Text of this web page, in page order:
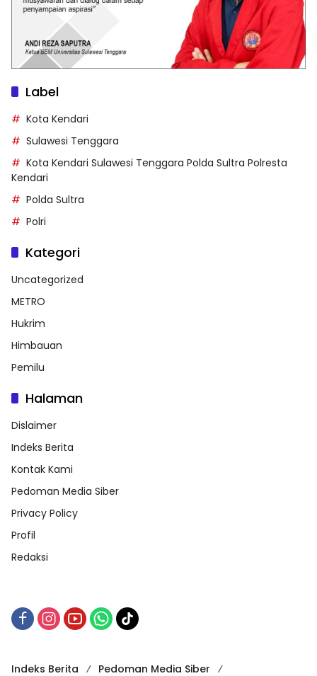
Label
Kota Kendari
Sulawesi Tenggara
Kota Kendari Sulawesi Tenggara Polda Sultra Polresta
Kendari
Polda Sultra
Polri
Kategori
Uncategorized
METRO
Hukrim
Himbauan
Pemilu
Halaman
Dislaimer
Indeks Berita
Kontak Kami
Pedoman Media Siber
Privacy Policy
Profil
Redaksi
Indeks Berita Pedoman Media Siber